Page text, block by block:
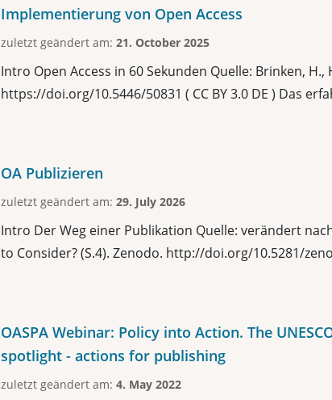
Implementierung von Open Access
zuletzt geändert am: 21. October 2025
Intro Open Access in 60 Sekunden Quelle: Brinken, H.,
https://doi.org/10.5446/50831 ( CC BY 3.0 DE ) Das
OA Publizieren
zuletzt geändert am: 29. July 2026
Intro Der Weg einer Publikation Quelle: verändert
to Consider? (S.4). Zenodo. http://doi.org/10.5281/
OASPA Webinar: Policy into Action. The
spotlight - actions for publishing
zuletzt geändert am: 4. May 2022